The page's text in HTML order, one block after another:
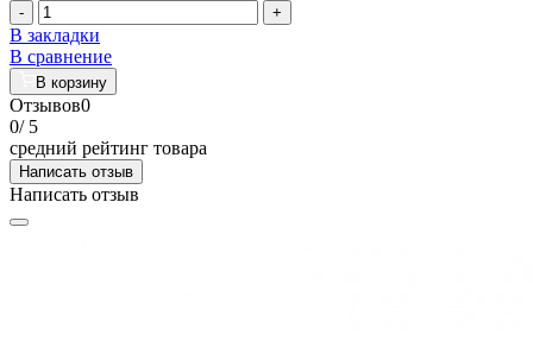
- +
В закладки
В сравнение
В корзину
Отзывов0
0/ 5
средний рейтинг товара
Написать отзыв
Написать отзыв